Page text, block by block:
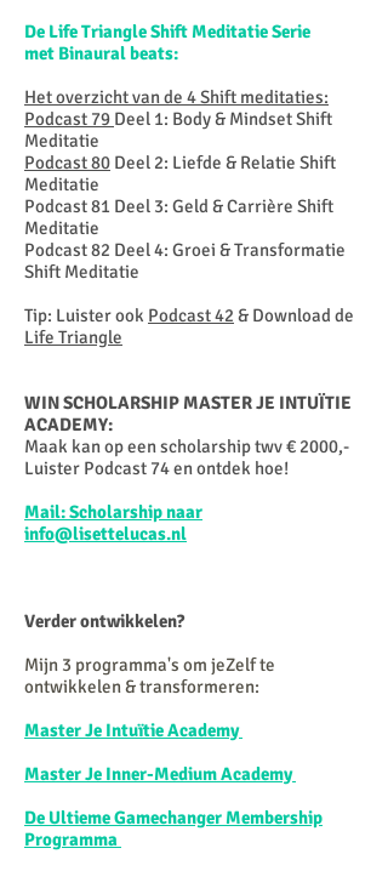
De Life Triangle Shift Meditatie Serie
met Binaural beats:
Het overzicht van de 4 Shift meditaties:
Podcast 79 Deel 1: Body & Mindset Shift
Meditatie
Podcast 80 Deel 2: Liefde & Relatie Shift
Meditatie
Podcast 81 Deel 3: Geld & Carrière Shift
Meditatie
Podcast 82 Deel 4: Groei & Transformatie
Shift Meditatie
Tip: Luister ook Podcast 42 & Download de
Life Triangle
WIN SCHOLARSHIP MASTER JE INTUÏTIE
ACADEMY:
Maak kan op een scholarship twv € 2000,-
Luister Podcast 74 en ontdek hoe!
Mail: Scholarship naar
info@lisettelucas.nl
Verder ontwikkelen?
Mijn 3 programma's om jeZelf te
ontwikkelen & transformeren:
Master Je Intuïtie Academy
Master Je Inner-Medium Academy
De Ultieme Gamechanger Membership
Programma